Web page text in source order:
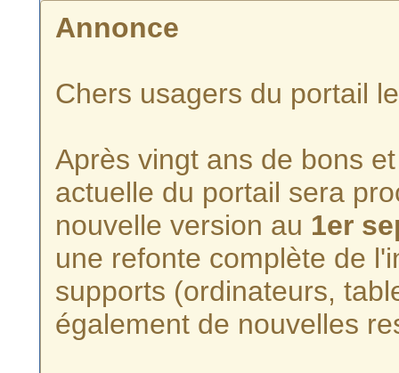
Annonce
Chers usagers du portail
Après vingt ans de bons
actuelle du portail sera
nouvelle version au 1er
une refonte complète de
supports (ordinateurs,
également de nouvelles